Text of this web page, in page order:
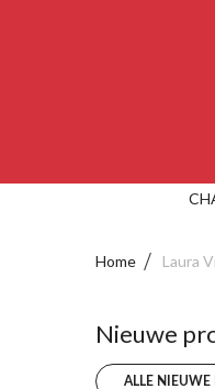
Home Laura
Nieuwe
ALLE NIEUWE